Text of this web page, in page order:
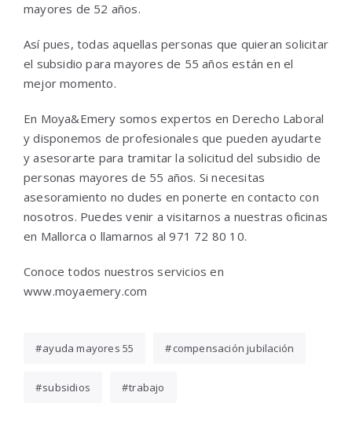
mayores de 52 años.
Así pues, todas aquellas personas que quieran solicitar
el subsidio para mayores de 55 años están en el
mejor momento.
En Moya&Emery somos expertos en Derecho Laboral
y disponemos de profesionales que pueden ayudarte
y asesorarte para tramitar la solicitud del subsidio de
personas mayores de 55 años. Si necesitas
asesoramiento no dudes en ponerte en contacto con
nosotros. Puedes venir a visitarnos a nuestras oficinas
en Mallorca o llamarnos al 971 72 80 10.
Conoce todos nuestros servicios en
www.moyaemery.com
ayuda mayores 55 compensación jubilación
subsidios trabajo